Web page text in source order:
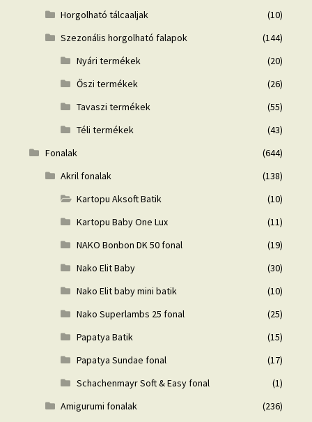
Horgolható tálcaaljak
(10)
Szezonális horgolható falapok
(144)
Nyári termékek
(20)
Őszi termékek
(26)
Tavaszi termékek
(55)
Téli termékek
(43)
Fonalak
(644)
Akril fonalak
(138)
Kartopu Aksoft Batik
(10)
Kartopu Baby One Lux
(11)
NAKO Bonbon DK 50 fonal
(19)
Nako Elit Baby
(30)
Nako Elit baby mini batik
(10)
Nako Superlambs 25 fonal
(25)
Papatya Batik
(15)
Papatya Sundae fonal
(17)
Schachenmayr Soft & Easy fonal
(1)
Amigurumi fonalak
(236)